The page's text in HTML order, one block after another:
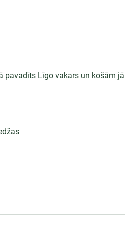
pavadīts Līgo vakars un košām